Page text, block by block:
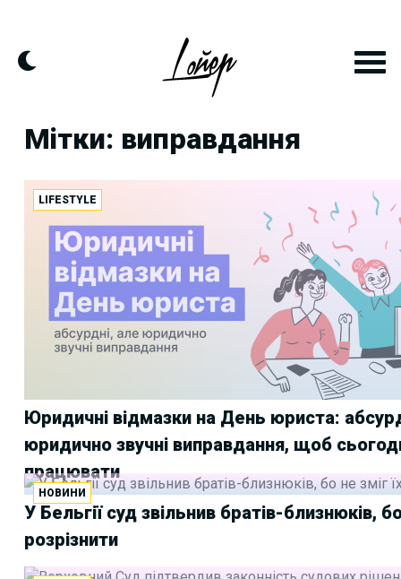
content
Мітки: виправдання
LIFESTYLE
Юридичні відмазки на День юриста:
юридично звучні виправдання, щоб
працювати
НОВИНИ
У Бельгії суд звільнив братів-близнюків,
розрізнити